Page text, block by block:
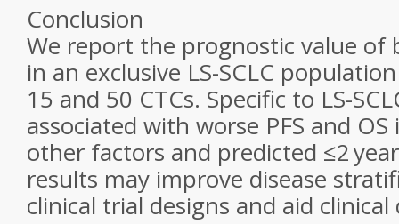
Conclusion
We report the prognostic value of
in an exclusive LS-SCLC
15 and 50 CTCs. Specific to LS-
associated with worse PFS and
other factors and predicted ≤2
results may improve disease
clinical trial designs and aid